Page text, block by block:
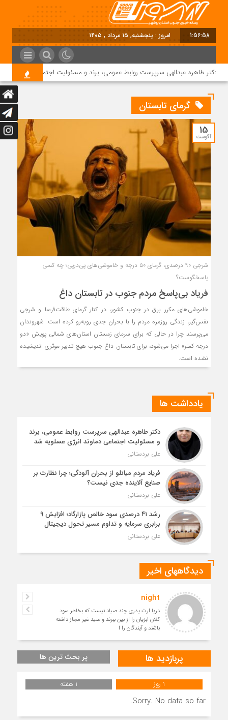
1:56:58 امروز : پنجشنبه, ۱۵ مرداد , ۱۴۰۵
دکتر طاهره عبدالهی سرپرست روابط عمومی، برند و مسئولیت اجتماعی دماوند
گرمای تابستان
15
آگوست
شرجی ۹۰ درصدی، گرمای ۵۰ درجه و خاموشی‌های پی‌درپی؛ چه کسی
پاسخگوست؟
فریاد بی‌پاسخ مردم جنوب در تابستان داغ
خاموشی‌های مکرر برق در جنوب کشور، در کنار گرمای طاقت‌فرسا و شرجی
نفس‌گیر، زندگی روزمره مردم را با بحران جدی روبه‌رو کرده است. شهروندان
می‌پرسند چرا در حالی که برای سرمای زمستان استان‌های شمالی پویش «دو
درجه کمتر» اجرا می‌شود، برای تابستان داغ جنوب هیچ تدبیر موثری اندیشیده
نشده است.
یادداشت ها
دکتر طاهره عبدالهی سرپرست روابط عمومی، برند
و مسئولیت اجتماعی دماوند انرژی عسلویه شد
علی بردستانی
فریاد مردم میانلو از بحران آلودگی؛ چرا نظارت بر
صنایع آلاینده جدی نیست؟
علی بردستانی
رشد ۴۱ درصدی سود خالص پازارگاد؛ افزایش ۹
برابری سرمایه و تداوم مسیر تحول دیجیتال
علی بردستانی
دیدگاههای اخیر
night
دریا ارث پدری چند صیاد نیست که بخاطر سود
کلان ابزیان را از بین ببرند و صید غیر مجاز داشته
باشند و آیندگان را ا
پربازدید ها پر بحث ترین ها
1 روز 1 هفته
Sorry. No data so far.